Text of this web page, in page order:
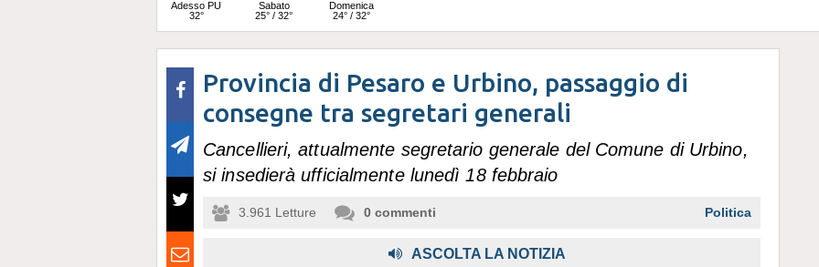
Adesso PU
32°
Sabato
25° / 32°
Domenica
24° / 32°
Lunedì
23° / 33°
Provincia di Pesaro e Urbino, passaggio di
consegne tra segretari generali
Cancellieri, attualmente segretario generale del Comune di Urbino,
si insedierà ufficialmente lunedì 18 febbraio
3.961 Letture 0 commenti Politica
ASCOLTA LA NOTIZIA